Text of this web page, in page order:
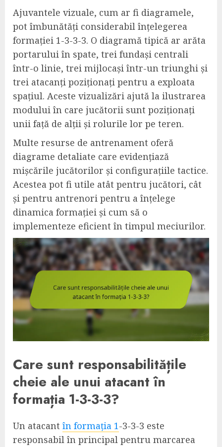
Ajuvantele vizuale, cum ar fi diagramele,
pot îmbunătăți considerabil înțelegerea
formației 1-3-3-3. O diagramă tipică ar arăta
portarului în spate, trei fundași centrali
într-o linie, trei mijlocași într-un triunghi și
trei atacanți poziționați pentru a exploata
spațiul. Aceste vizualizări ajută la ilustrarea
modului în care jucătorii sunt poziționați
unii față de alții și rolurile lor pe teren.
Multe resurse de antrenament oferă
diagrame detaliate care evidențiază
mișcările jucătorilor și configurațiile tactice.
Acestea pot fi utile atât pentru jucători, cât
și pentru antrenori pentru a înțelege
dinamica formației și cum să o
implementeze eficient în timpul meciurilor.
Care sunt responsabilitățile
cheie ale unui atacant în
formația 1-3-3-3?
Un atacant în formația 1-3-3-3 este
responsabil în principal pentru marcarea